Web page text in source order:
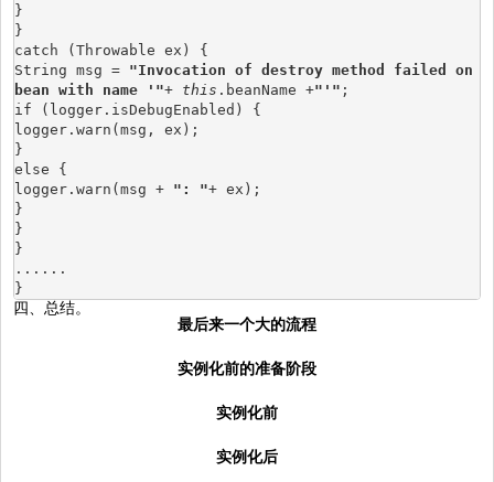
}
}
catch (Throwable ex) {
String msg = "Invocation of destroy method failed on
bean with name '"+ this .beanName +"'" ;
if (logger.isDebugEnabled) {
logger.warn(msg, ex);
}
else {
logger.warn(msg + ": "+ ex);
}
}
}
......
}
四、总结。
最后来一个大的流程
实例化前的准备阶段
实例化前
实例化后